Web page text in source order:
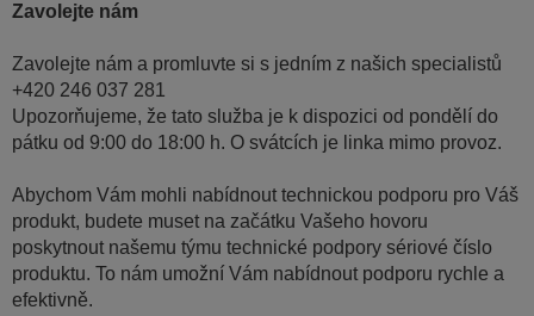
Zavolejte nám
Zavolejte nám a promluvte si s jedním z našich specialistů
+420 246 037 281
Upozorňujeme, že tato služba je k dispozici od pondělí do
pátku od 9:00 do 18:00 h. O svátcích je linka mimo provoz.
Abychom Vám mohli nabídnout technickou podporu pro Váš
produkt, budete muset na začátku Vašeho hovoru
poskytnout našemu týmu technické podpory sériové číslo
produktu. To nám umožní Vám nabídnout podporu rychle a
efektivně.